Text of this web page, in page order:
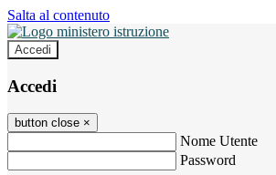
Salta al contenuto
Accedi
Accedi
button close ×
Nome Utente
Password